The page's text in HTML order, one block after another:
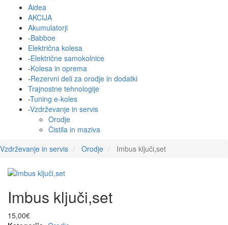
Aidea
AKCIJA
Akumulatorji
-Babboe
Električna kolesa
-Električne samokolnice
-Kolesa in oprema
-Rezervni deli za orodje in dodatki
Trajnostne tehnologije
-Tuning e-koles
-Vzdrževanje in servis
Orodje
Čistila in maziva
Vzdrževanje in servis
Orodje Imbus ključi,set
Imbus ključi,set
15,00€